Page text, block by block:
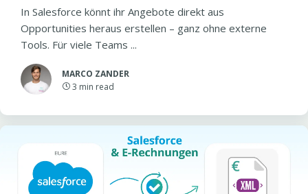
In Salesforce könnt ihr Angebote direkt aus
Opportunities heraus erstellen – ganz ohne externe
Tools. Für viele Teams ...
MARCO ZANDER
3 min read